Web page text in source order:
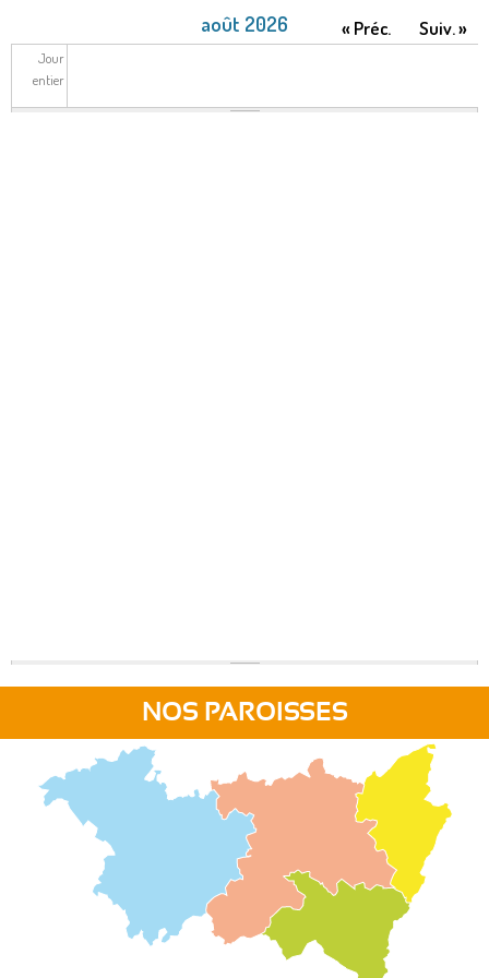
août 2026 « Préc. Suiv. »
Jour
entier
NOS PAROISSES